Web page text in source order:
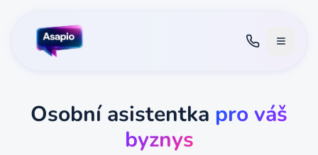
Osobní asistentka pro váš
byznys